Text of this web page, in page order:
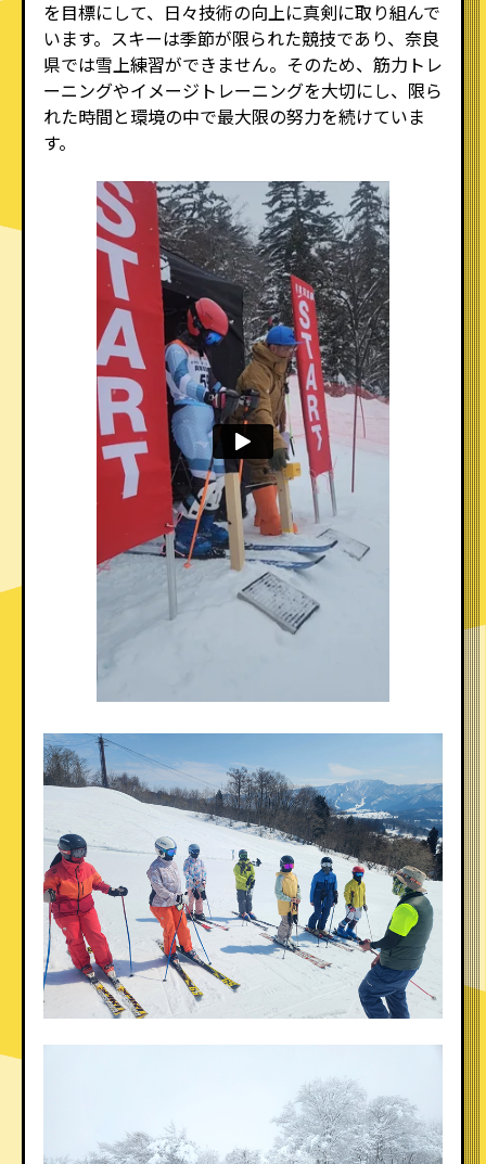
を目標にして、日々技術の向上に真剣に取り組んで
います。スキーは季節が限られた競技であり、奈良
県では雪上練習ができません。そのため、筋力トレ
ーニングやイメージトレーニングを大切にし、限ら
れた時間と環境の中で最大限の努力を続けていま
す。